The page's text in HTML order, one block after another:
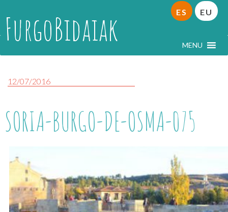
FurgoBidaiak MENU
ES EU
12/07/2016
SORIA-BURGO-DE-OSMA-075